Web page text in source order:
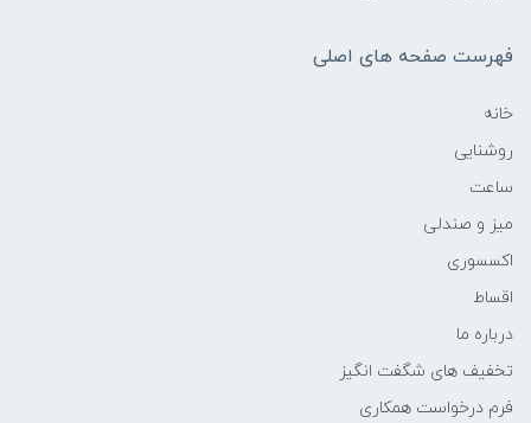
فهرست صفحه های اصلی
خانه
روشنایی
ساعت
میز و صندلی
اکسسوری
اقساط
درباره ما
تخفیف های شگفت انگیز
فرم درخواست همکاری